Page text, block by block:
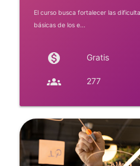
El curso busca fortalecer las
básicas de los e...
monetization_on Gratis
groups 277